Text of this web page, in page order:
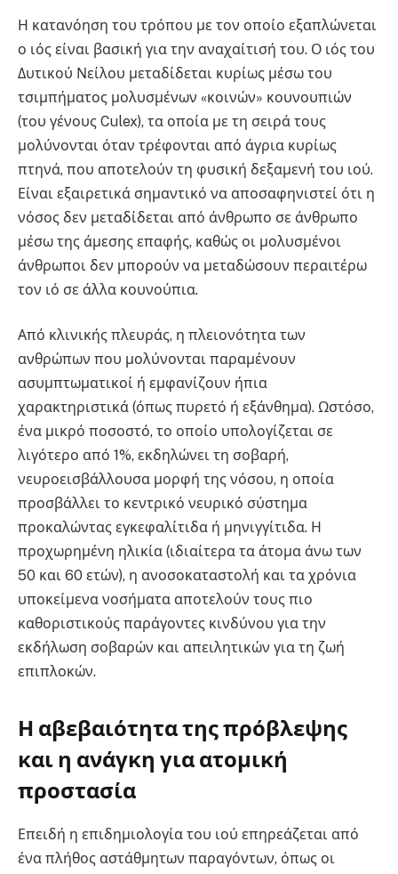
Η κατανόηση του τρόπου με τον οποίο εξαπλώνεται
ο ιός είναι βασική για την αναχαίτισή του. Ο ιός του
Δυτικού Νείλου μεταδίδεται κυρίως μέσω του
τσιμπήματος μολυσμένων «κοινών» κουνουπιών
(του γένους Culex), τα οποία με τη σειρά τους
μολύνονται όταν τρέφονται από άγρια κυρίως
πτηνά, που αποτελούν τη φυσική δεξαμενή του ιού.
Είναι εξαιρετικά σημαντικό να αποσαφηνιστεί ότι η
νόσος δεν μεταδίδεται από άνθρωπο σε άνθρωπο
μέσω της άμεσης επαφής, καθώς οι μολυσμένοι
άνθρωποι δεν μπορούν να μεταδώσουν περαιτέρω
τον ιό σε άλλα κουνούπια.
Από κλινικής πλευράς, η πλειονότητα των
ανθρώπων που μολύνονται παραμένουν
ασυμπτωματικοί ή εμφανίζουν ήπια
χαρακτηριστικά (όπως πυρετό ή εξάνθημα). Ωστόσο,
ένα μικρό ποσοστό, το οποίο υπολογίζεται σε
λιγότερο από 1%, εκδηλώνει τη σοβαρή,
νευροεισβάλλουσα μορφή της νόσου, η οποία
προσβάλλει το κεντρικό νευρικό σύστημα
προκαλώντας εγκεφαλίτιδα ή μηνιγγίτιδα. Η
προχωρημένη ηλικία (ιδιαίτερα τα άτομα άνω των
50 και 60 ετών), η ανοσοκαταστολή και τα χρόνια
υποκείμενα νοσήματα αποτελούν τους πιο
καθοριστικούς παράγοντες κινδύνου για την
εκδήλωση σοβαρών και απειλητικών για τη ζωή
επιπλοκών.
Η αβεβαιότητα της πρόβλεψης
και η ανάγκη για ατομική
προστασία
Επειδή η επιδημιολογία του ιού επηρεάζεται από
ένα πλήθος αστάθμητων παραγόντων, όπως οι